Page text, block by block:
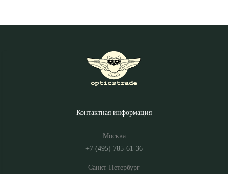
Контактная информация
Москва
+7 (495) 785-61-36
Санкт-Петербург